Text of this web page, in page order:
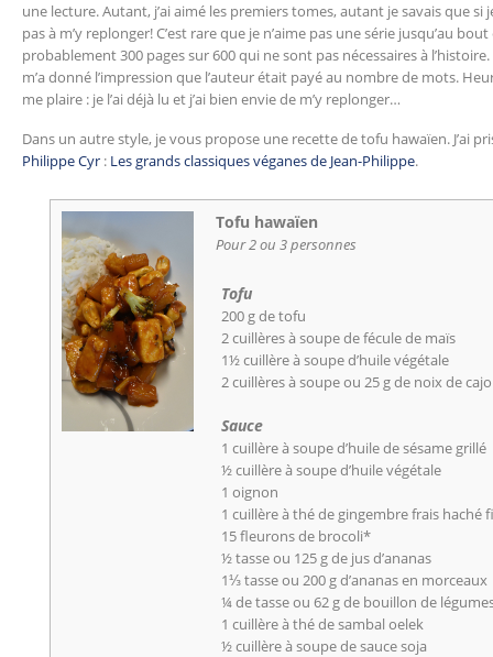
une lecture. Autant, j’ai aimé les premiers tomes, autant je savais que si
pas à m’y replonger! C’est rare que je n’aime pas une série jusqu’au
probablement 300 pages sur 600 qui ne sont pas nécessaires à
m’a donné l’impression que l’auteur était payé au nombre de mots.
me plaire : je l’ai déjà lu et j’ai bien envie de m’y replonger…
Dans un autre style, je vous propose une recette de tofu hawaïen. J’ai
Philippe Cyr : Les grands classiques véganes de Jean-Philippe.
Tofu hawaïen
Pour 2 ou 3 personnes
Tofu
200 g de tofu
2 cuillères à soupe de fécule de maïs
1½ cuillère à soupe d’huile végétale
2 cuillères à soupe ou 25 g de noix de
Sauce
1 cuillère à soupe d’huile de sésame grillé
½ cuillère à soupe d’huile végétale
1 oignon
1 cuillère à thé de gingembre frais haché
15 fleurons de brocoli*
½ tasse ou 125 g de jus d’ananas
1⅓ tasse ou 200 g d’ananas en morceaux
¼ de tasse ou 62 g de bouillon de
1 cuillère à thé de sambal oelek
½ cuillère à soupe de sauce soja